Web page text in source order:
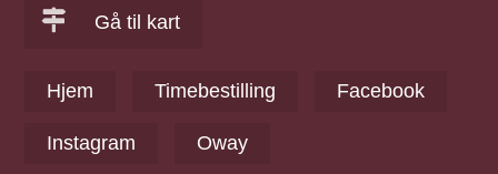
Gå til kart
Hjem Timebestilling Facebook
Instagram Oway